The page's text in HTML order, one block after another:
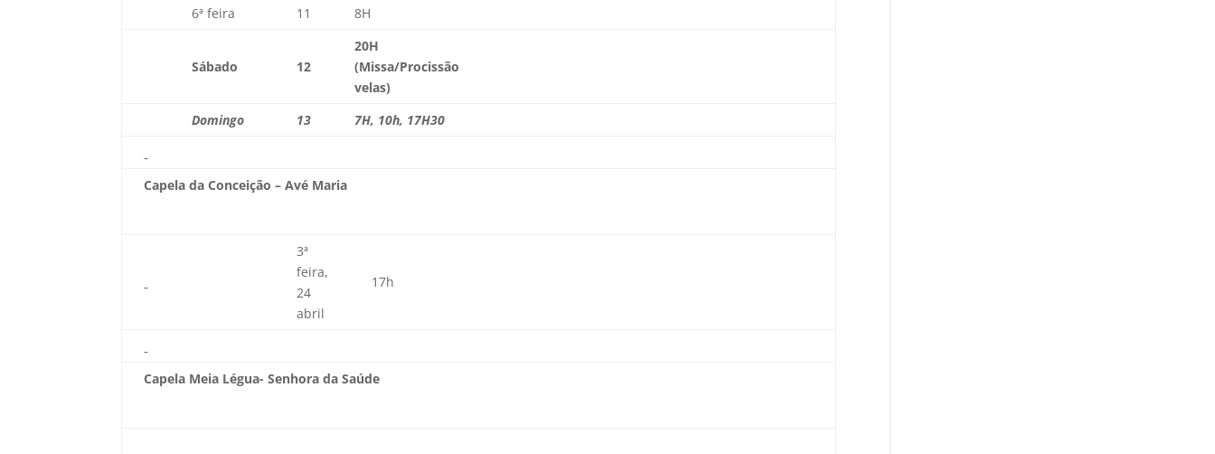
6ª feira
11 8H
Sábado 12
20H
(Missa/Procissão
velas)
Domingo
13 7H, 10h, 17H30
Capela da Conceição – Avé Maria
3ª
feira,
24
abril
17h
Capela Meia Légua- Senhora da Saúde